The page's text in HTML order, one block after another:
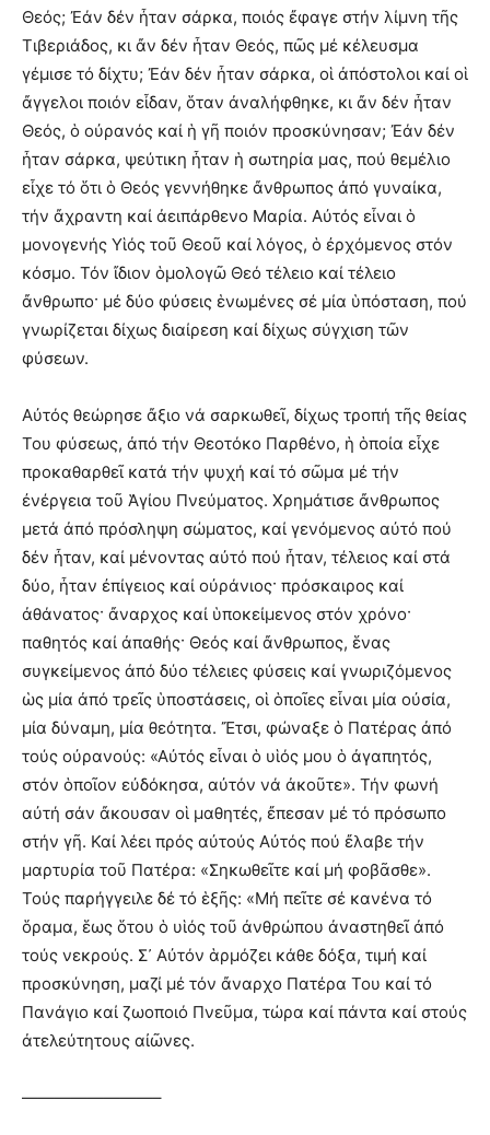
Θεός; Ἐάν δέν ἦταν σάρκα, ποιός ἔφαγε στήν λίμνη τῆς
Τιβεριάδος, κι ἄν δέν ἦταν Θεός, πῶς μέ κέλευσμα
γέμισε τό δίχτυ; Ἐάν δέν ἦταν σάρκα, οἱ ἀπόστολοι καί οἱ
ἄγγελοι ποιόν εἶδαν, ὅταν ἀναλήφθηκε, κι ἄν δέν ἦταν
Θεός, ὁ οὐρανός καί ἡ γῆ ποιόν προσκύνησαν; Ἐάν δέν
ἦταν σάρκα, ψεύτικη ἦταν ἡ σωτηρία μας, πού θεμέλιο
εἶχε τό ὅτι ὁ Θεός γεννήθηκε ἄνθρωπος ἀπό γυναίκα,
τήν ἄχραντη καί ἀειπάρθενο Μαρία. Αὐτός εἶναι ὁ
μονογενής Υἱός τοῦ Θεοῦ καί λόγος, ὁ ἐρχόμενος στόν
κόσμο. Τόν ἴδιον ὁμολογῶ Θεό τέλειο καί τέλειο
ἄνθρωπο· μέ δύο φύσεις ἑνωμένες σέ μία ὑπόσταση, πού
γνωρίζεται δίχως διαίρεση καί δίχως σύγχιση τῶν
φύσεων.
Αὐτός θεώρησε ἄξιο νά σαρκωθεῖ, δίχως τροπή τῆς θείας
Του φύσεως, ἀπό τήν Θεοτόκο Παρθένο, ἡ ὁποία εἶχε
προκαθαρθεῖ κατά τήν ψυχή καί τό σῶμα μέ τήν
ἐνέργεια τοῦ Ἁγίου Πνεύματος. Χρημάτισε ἄνθρωπος
μετά ἀπό πρόσληψη σώματος, καί γενόμενος αὐτό πού
δέν ἦταν, καί μένοντας αὐτό πού ἦταν, τέλειος καί στά
δύο, ἦταν ἐπίγειος καί οὐράνιος· πρόσκαιρος καί
ἀθάνατος· ἄναρχος καί ὑποκείμενος στόν χρόνο·
παθητός καί ἀπαθής· Θεός καί ἄνθρωπος, ἕνας
συγκείμενος ἀπό δύο τέλειες φύσεις καί γνωριζόμενος
ὡς μία ἀπό τρεῖς ὑποστάσεις, οἱ ὁποῖες εἶναι μία οὐσία,
μία δύναμη, μία θεότητα. Ἔτσι, φώναξε ὁ Πατέρας ἀπό
τούς οὐρανούς: «Αὐτός εἶναι ὁ υἱός μου ὁ ἀγαπητός,
στόν ὁποῖον εὐδόκησα, αὐτόν νά ἀκοῦτε». Τήν φωνή
αὐτή σάν ἄκουσαν οἱ μαθητές, ἔπεσαν μέ τό πρόσωπο
στήν γῆ. Καί λέει πρός αὐτούς Αὐτός πού ἔλαβε τήν
μαρτυρία τοῦ Πατέρα: «Σηκωθεῖτε καί μή φοβᾶσθε».
Τούς παρήγγειλε δέ τό ἑξῆς: «Μή πεῖτε σέ κανένα τό
ὅραμα, ἕως ὅτου ὁ υἱός τοῦ ἀνθρώπου ἀναστηθεῖ ἀπό
τούς νεκρούς. Σ᾽ Αὐτόν ἁρμόζει κάθε δόξα, τιμή καί
προσκύνηση, μαζί μέ τόν ἄναρχο Πατέρα Του καί τό
Πανάγιο καί ζωοποιό Πνεῦμα, τώρα καί πάντα καί στούς
ἀτελεύτητους αἰῶνες.
————————–